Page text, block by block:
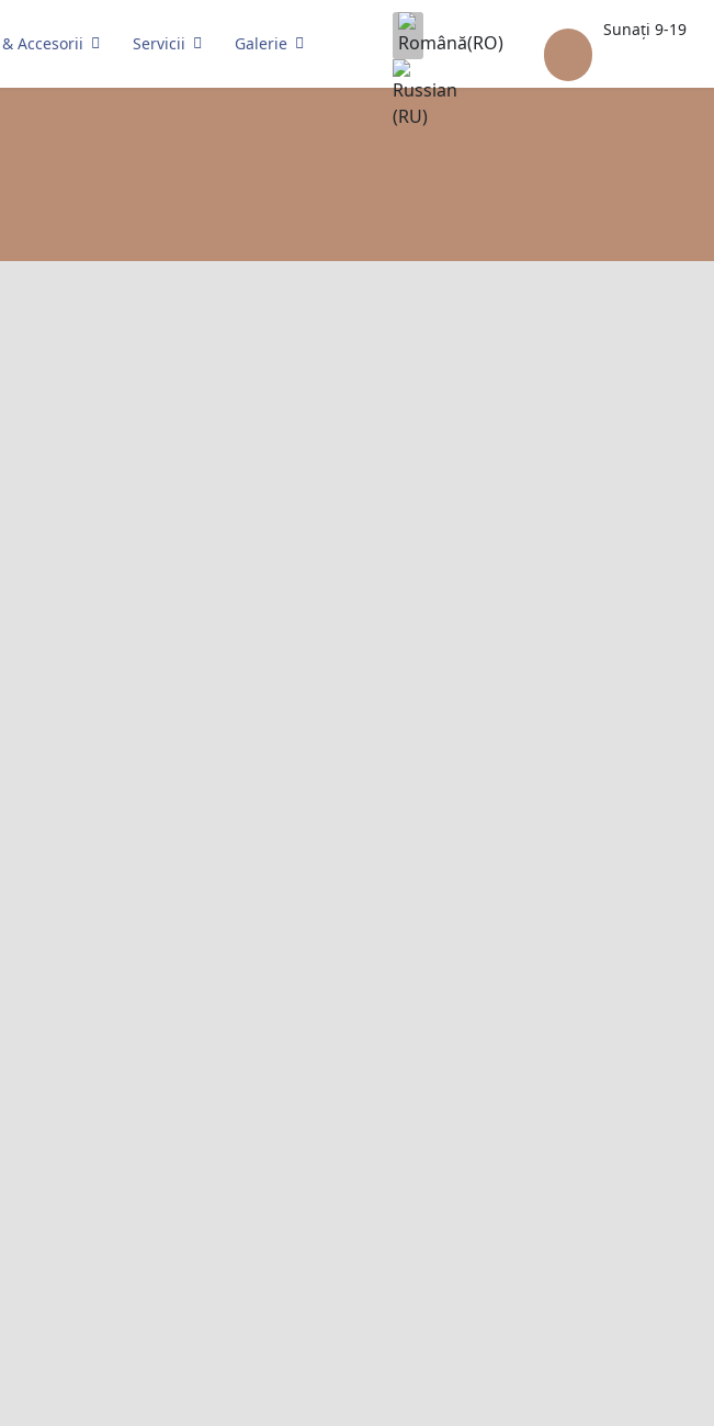
Accesorii Servicii Galerie
Selectați limba dvs
Sunați 9-19